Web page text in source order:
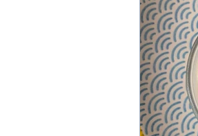
Sauerteig
Spargel